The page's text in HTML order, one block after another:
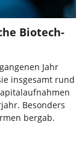
Biotech-
Jahr
insgesamt rund
Besonders
bergab.